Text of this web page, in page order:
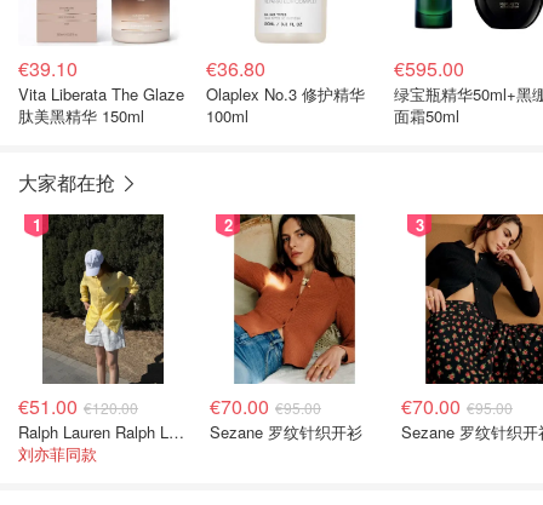
€39.10
Vita Liberata The Glaze
肽美黑精华 150ml
€36.80
Olaplex No.3 修护精华
100ml
€595.00
绿宝瓶精华50ml+黑
面霜50ml
大家都在抢
1
€51.00 €120.00
Ralph Lauren Ralph Lauren 男童亚麻衬衫
刘亦菲同款
2
€70.00 €95.00
Sezane 罗纹针织开衫
3
€70.00 €95.00
Sezane 罗纹针织开